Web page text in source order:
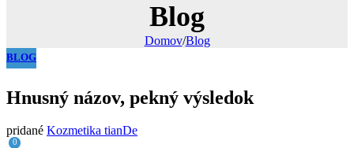
Blog
Domov/Blog
BLOG
Hnusný názov, pekný výsledok
pridané Kozmetika tianDe
0